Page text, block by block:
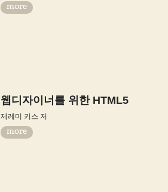
more
웹디자이너를 위한 HTML5
제레미 키스 저
more